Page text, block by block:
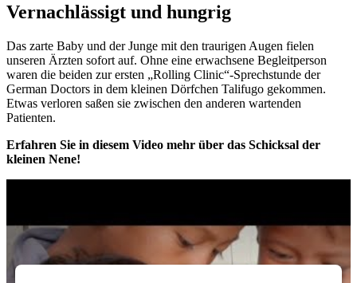
Vernachlässigt und hungrig
Das zarte Baby und der Junge mit den traurigen Augen fielen
unseren Ärzten sofort auf. Ohne eine erwachsene Begleitperson
waren die beiden zur ersten „Rolling Clinic“-Sprechstunde der
German Doctors in dem kleinen Dörfchen Talifugo gekommen.
Etwas verloren saßen sie zwischen den anderen wartenden
Patienten.
Erfahren Sie in diesem Video mehr über das Schicksal der
kleinen Nene!